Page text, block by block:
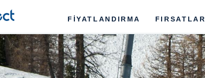
FİYATLANDIRMA FIRSATLAR